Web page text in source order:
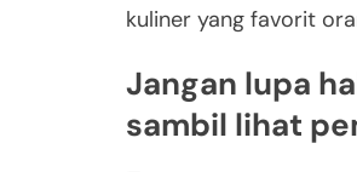
kuliner yang favorit
Jangan lupa
sambil lihat